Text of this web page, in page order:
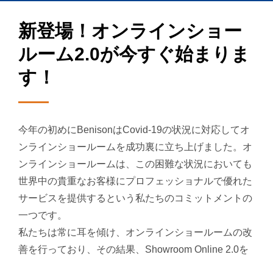
新登場！オンラインショー
ルーム2.0が今すぐ始まりま
す！
今年の初めにBenisonはCovid-19の状況に対応してオ
ンラインショールームを成功裏に立ち上げました。オ
ンラインショールームは、この困難な状況においても
世界中の貴重なお客様にプロフェッショナルで優れた
サービスを提供するという私たちのコミットメントの
一つです。
私たちは常に耳を傾け、オンラインショールームの改
善を行っており、その結果、Showroom Online 2.0を